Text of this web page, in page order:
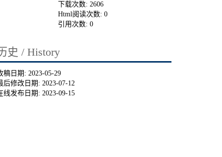
下载次数:2606
Html阅读次数:0
引用次数:0
史 / History
稿日期: 2023-05-29
后修改日期: 2023-07-12
线发布日期: 2023-09-15